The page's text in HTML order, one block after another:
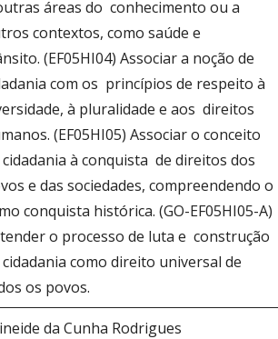
áreas do conhecimento ou a
contextos, como saúde e
(EF05HI04) Associar a noção de
com os princípios de respeito à
à pluralidade e aos direitos
(EF05HI05) Associar o conceito
cidadania à conquista de direitos dos
e das sociedades, compreendendo o
conquista histórica. (GO-EF05HI05-A)
o processo de luta e construção
cidadania como direito universal de
os povos.
da Cunha Rodrigues